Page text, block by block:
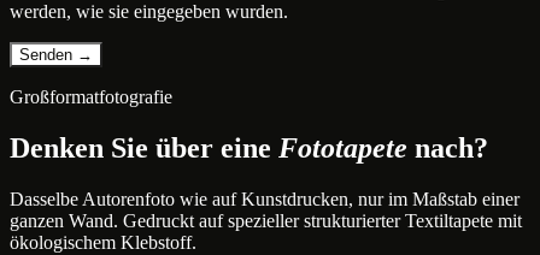
werden, wie sie eingegeben wurden.
Großformatfotografie
Denken Sie über eine Fototapete nach?
Dasselbe Autorenfoto wie auf Kunstdrucken, nur im Maßstab einer
ganzen Wand. Gedruckt auf spezieller strukturierter Textiltapete mit
ökologischem Klebstoff.